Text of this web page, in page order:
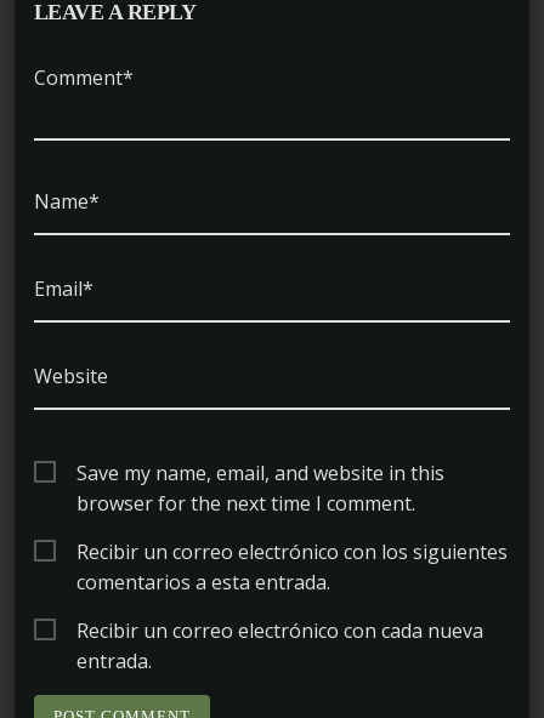
LEAVE A REPLY
Comment*
Name*
Email*
Website
Save my name, email, and website in this
browser for the next time I comment.
Recibir un correo electrónico con los siguientes
comentarios a esta entrada.
Recibir un correo electrónico con cada nueva
entrada.